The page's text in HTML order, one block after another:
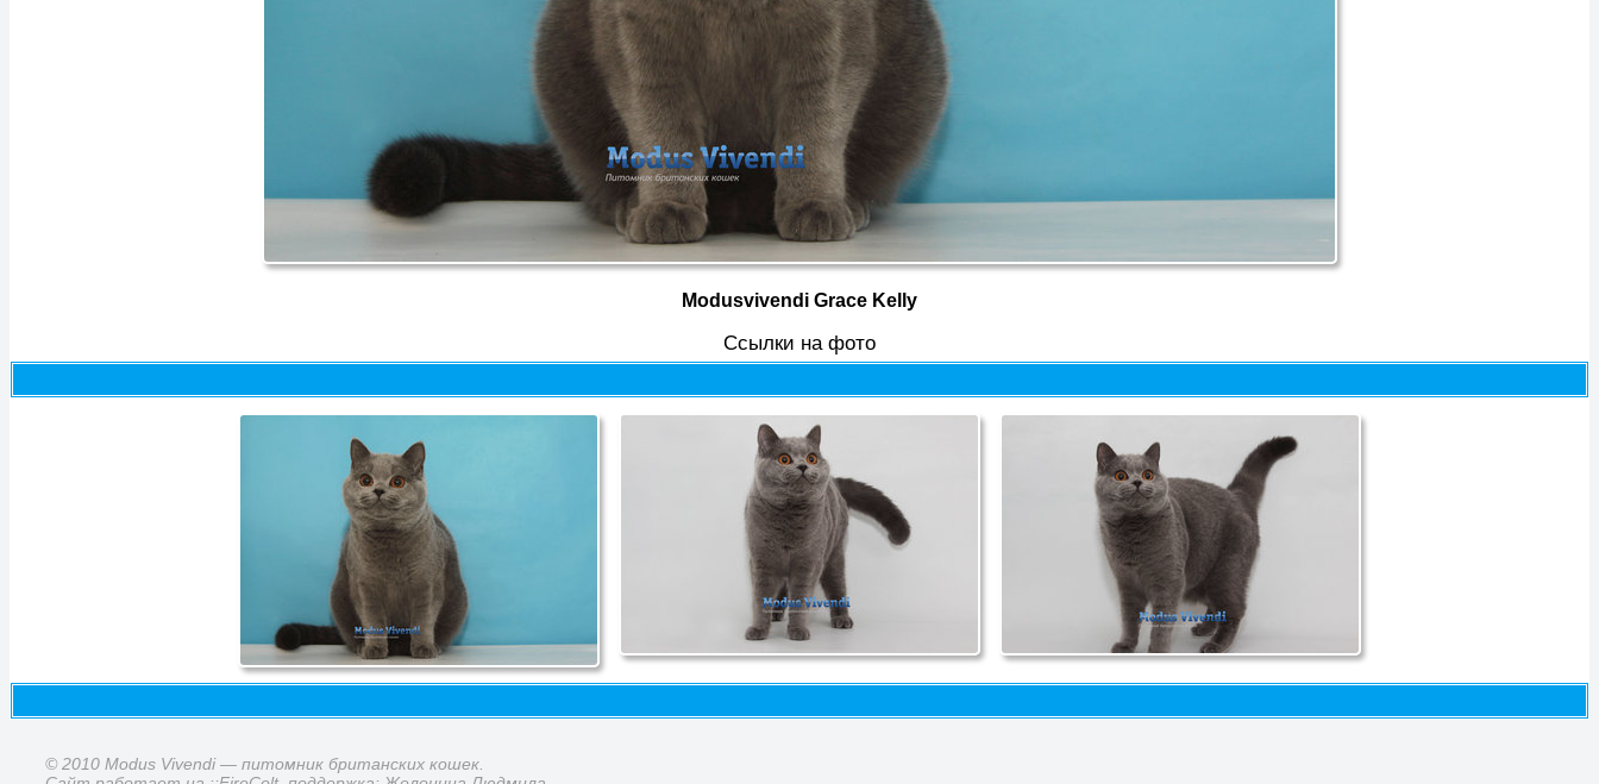
Modusvivendi Grace Kelly
Cсылки на фото
© 2010 Modus Vivendi — питомник британских кошек.